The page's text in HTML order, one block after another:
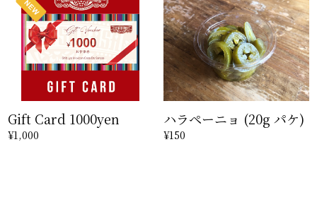
Gift Card 1000yen
¥1,000
ハラペーニョ (20g パケ)
¥150